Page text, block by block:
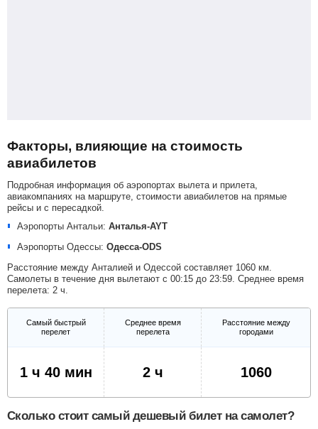
Факторы, влияющие на стоимость
авиабилетов
Подробная информация об аэропортах вылета и прилета,
авиакомпаниях на маршруте, стоимости авиабилетов на прямые
рейсы и с пересадкой.
Аэропорты Антальи: Анталья-AYT
Аэропорты Одессы: Одесса-ODS
Расстояние между Анталией и Одессой составляет 1060 км.
Самолеты в течение дня вылетают с 00:15 до 23:59. Среднее время
перелета: 2 ч.
Самый быстрый
перелет
Среднее время
перелета
Расстояние между
городами
1 ч 40 мин 2 ч 1060
Сколько стоит самый дешевый билет на самолет?